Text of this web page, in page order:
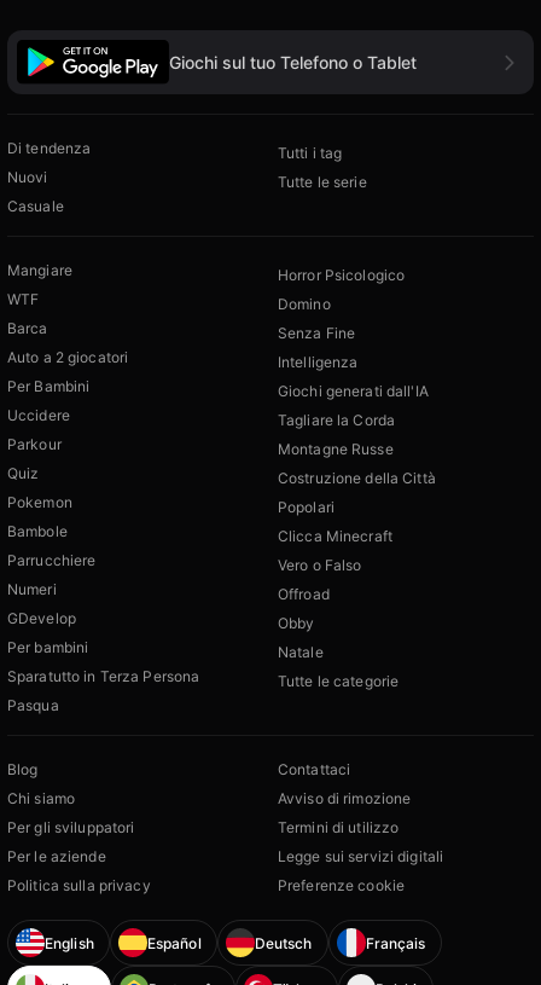
Giochi sul tuo Telefono o Tablet
Di tendenza
Nuovi
Casuale
Tutti i tag
Tutte le serie
Mangiare
WTF
Barca
Auto a 2 giocatori
Per Bambini
Uccidere
Parkour
Quiz
Pokemon
Bambole
Parrucchiere
Numeri
GDevelop
Per bambini
Sparatutto in Terza Persona
Pasqua
Horror Psicologico
Domino
Senza Fine
Intelligenza
Giochi generati dall'IA
Tagliare la Corda
Montagne Russe
Costruzione della Città
Popolari
Clicca Minecraft
Vero o Falso
Offroad
Obby
Natale
Tutte le categorie
Blog
Chi siamo
Per gli sviluppatori
Per le aziende
Politica sulla privacy
Contattaci
Avviso di rimozione
Termini di utilizzo
Legge sui servizi digitali
Preferenze cookie
English Español Deutsch Français